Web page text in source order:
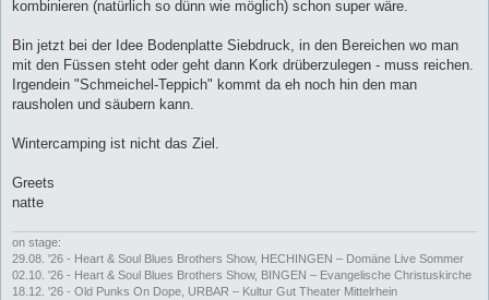
kombinieren (natürlich so dünn wie möglich) schon super wäre.
Bin jetzt bei der Idee Bodenplatte Siebdruck, in den Bereichen wo man
mit den Füssen steht oder geht dann Kork drüberzulegen - muss reichen.
Irgendein "Schmeichel-Teppich" kommt da eh noch hin den man
rausholen und säubern kann.
Wintercamping ist nicht das Ziel.
Greets
natte
on stage:
29.08. '26 - Heart & Soul Blues Brothers Show, HECHINGEN – Domäne Live Sommer
02.10. '26 - Heart & Soul Blues Brothers Show, BINGEN – Evangelische Christuskirche
18.12. '26 - Old Punks On Dope, URBAR – Kultur Gut Theater Mittelrhein